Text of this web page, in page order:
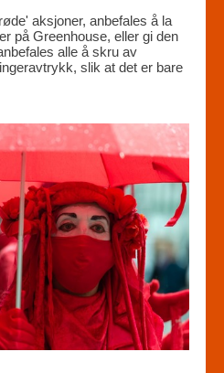
aksjoner, anbefales å la
på Greenhouse, eller gi den
alle å skru av
slik at det er bare